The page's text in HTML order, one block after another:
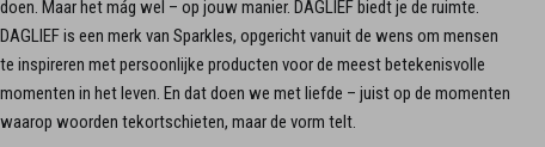
doen. Maar het mág wel – op jouw manier. DAGLIEF biedt je de ruimte.
DAGLIEF is een merk van Sparkles, opgericht vanuit de wens om mensen
te inspireren met persoonlijke producten voor de meest betekenisvolle
momenten in het leven. En dat doen we met liefde – juist op de momenten
waarop woorden tekortschieten, maar de vorm telt.